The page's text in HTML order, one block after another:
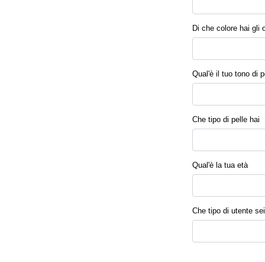
Di che colore hai gli
Qual'è il tuo tono di
Che tipo di pelle hai
Qual'è la tua età
Che tipo di utente sei